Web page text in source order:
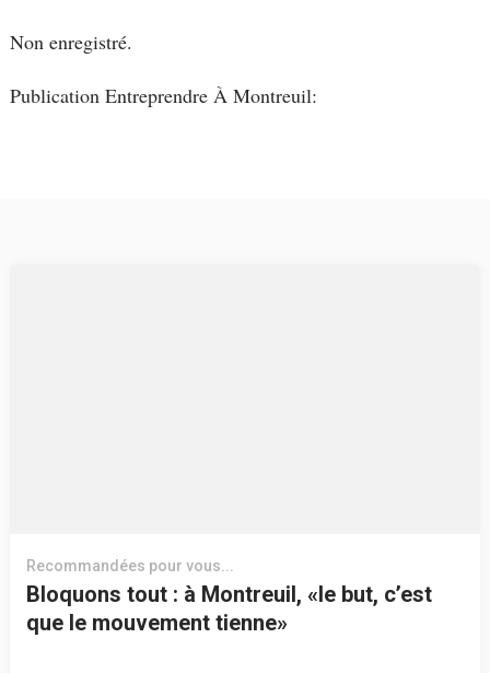
Non enregistré.
Publication Entreprendre À Montreuil:
Recommandées pour vous...
Bloquons tout : à Montreuil, «le but, c’est
que le mouvement tienne»